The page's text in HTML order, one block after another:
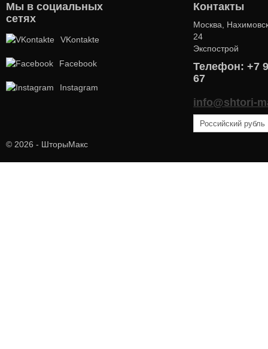
Мы в социальных
сетях
VKontakte
Facebook
Instagram
Контакты
Москва,
24
Экспострой
Телефон: +7
67
info@shtori-
© 2026 - ШторыМакс